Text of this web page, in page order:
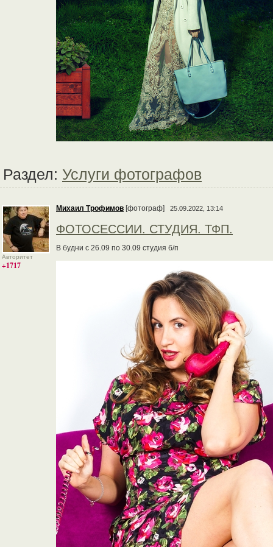
Раздел: Услуги фотографов
Авторитет
+1717
Михаил Трофимов [фотограф] 25.09.2022, 13:14
ФОТОСЕССИИ. СТУДИЯ. ТФП.
В будни с 26.09 по 30.09 студия б/п